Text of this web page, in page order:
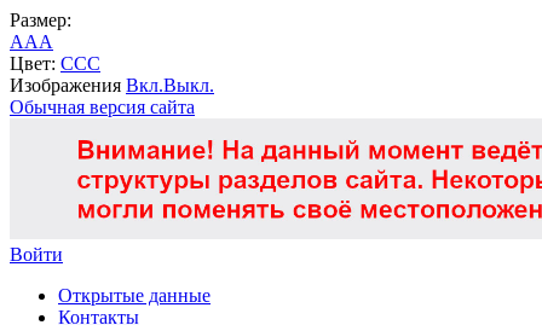
Размер:
AAA
Цвет: CCC
Изображения Вкл.Выкл.
Обычная версия сайта
Войти
Открытые данные
Контакты